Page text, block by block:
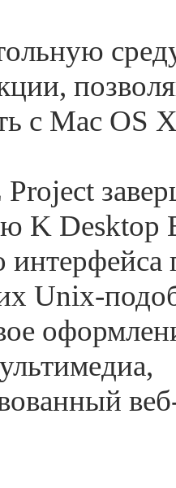
с Mac OS
K Desktop
интерфейса
Unix-